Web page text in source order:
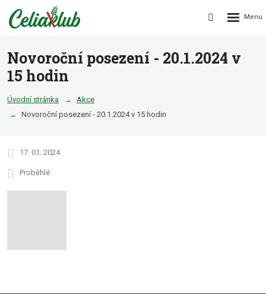
Vyhledávání
Rozbalení
Novoroční posezení - 20.1.2024 v
15 hodin
Úvodní stránka
Akce
Novoroční posezení - 20.1.2024 v 15 hodin
17. 01. 2024
Proběhlé